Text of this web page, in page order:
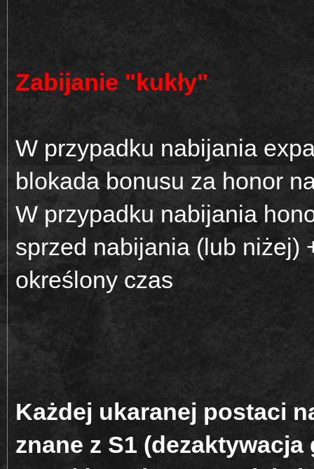
Zabijanie "kukły"
W przypadku nabijania
blokada bonusu za honor
W przypadku nabijania
sprzed nabijania (lub niżej)
określony czas
Każdej ukaranej postaci
znane z S1